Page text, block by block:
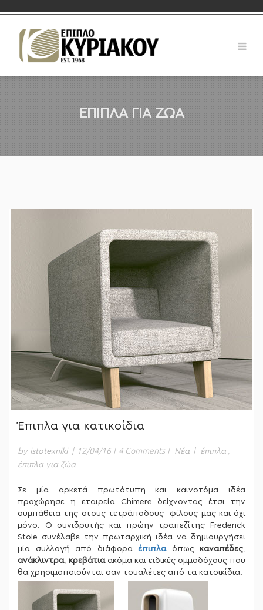
ΈΠΙΠΛΑ ΓΙΑ ΖΏΑ
Έπιπλα για κατικοίδια
by istotexniki | 12/04/16 | 4 Comments | Νέα | έπιπλα
έπιπλα για ζώα
Σε μία αρκετά πρωτότυπη και καινοτόμα ιδέα
προχώρησε η εταιρεία Chimere δείχνοντας έτσι την
συμπάθεια της στους τετράποδους φίλους μας και όχι
μόνο. Ο συνιδρυτής και πρώην τραπεζίτης Frederick
Stole συνέλαβε την πρωταρχική ιδέα να δημιουργήσει
μία συλλογή από διάφορα έπιπλαόπως καναπέδες,
ανάκλιντρα, κρεβάτιαακόμα και ειδικές ομμοδόχους που
θα χρησιμοποιούνται σαν τουαλέτες από τα κατοικίδια.